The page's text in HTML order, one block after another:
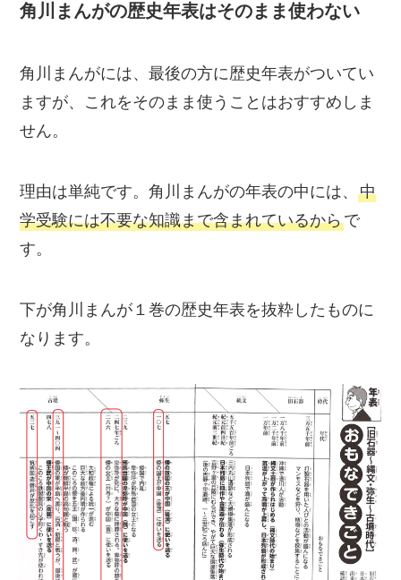
角川まんがの歴史年表はそのまま使わない
角川まんがには、最後の方に歴史年表がついてい
ますが、これをそのまま使うことはおすすめしま
せん。
理由は単純です。角川まんがの年表の中には、中
学受験には不要な知識まで含まれているからで
す。
下が角川まんが１巻の歴史年表を抜粋したものに
なります。